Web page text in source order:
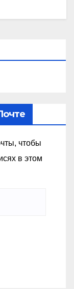
чтобы
в этом